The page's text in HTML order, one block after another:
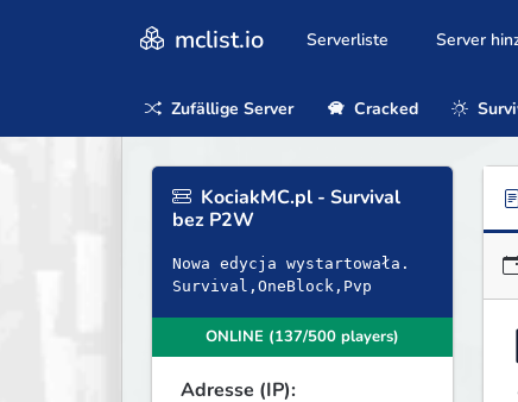
mclist.io Serverliste Server
Zufällige Server Cracked
KociakMC.pl - Survival
bez P2W
Nowa edycja wystartowała.
Survival,OneBlock,Pvp
ONLINE (137/500 players)
Adresse (IP):